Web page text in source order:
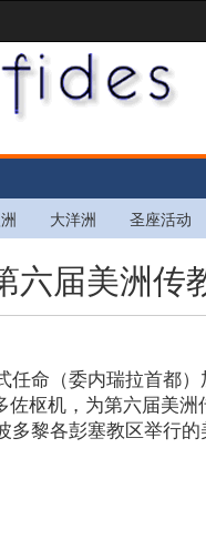
大洋洲 圣座活动
六届美洲传
命（委内瑞拉首都）
佐枢机，为第六届美
黎各彭塞教区举行